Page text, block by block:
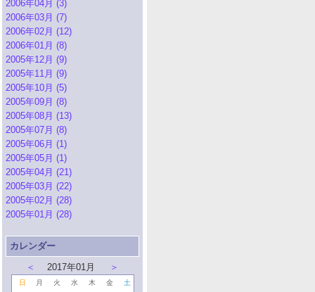
2006年04月 (3)
2006年03月 (7)
2006年02月 (12)
2006年01月 (8)
2005年12月 (9)
2005年11月 (9)
2005年10月 (5)
2005年09月 (8)
2005年08月 (13)
2005年07月 (8)
2005年06月 (1)
2005年05月 (1)
2005年04月 (21)
2005年03月 (22)
2005年02月 (28)
2005年01月 (28)
カレンダー
＜
2017年01月 ＞
日 月 火 水 木 金
土